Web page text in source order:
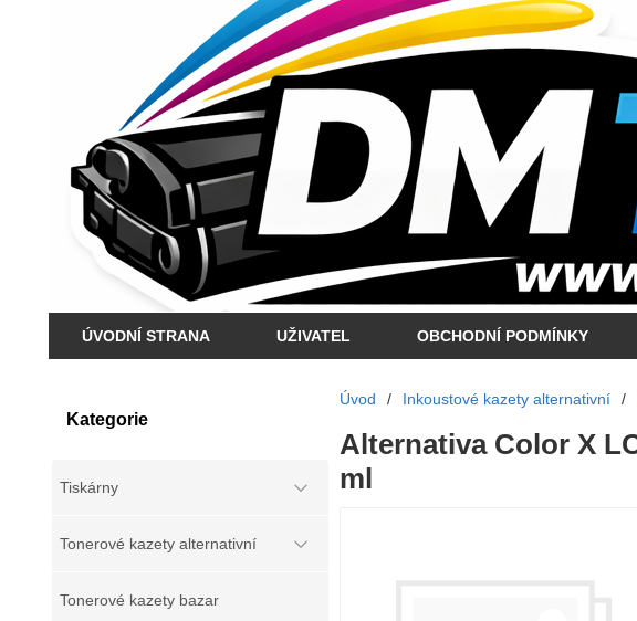
ÚVODNÍ STRANA UŽIVATEL OBCHODNÍ PODMÍNKY
Kategorie
Tiskárny
Tonerové kazety alternativní
Tonerové kazety bazar
Úvod / Inkoustové kazety alternativní /
Alternativa Color X
ml